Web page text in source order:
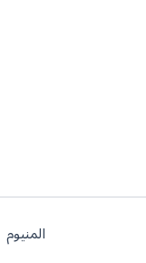
المنيوم